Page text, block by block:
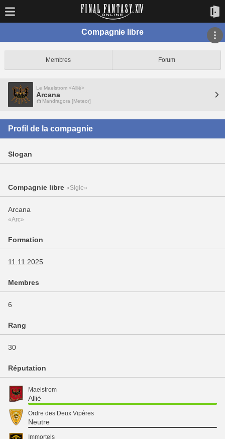
Compagnie libre
Membres Forum
Le Maelstrom <Allié>
Arcana
Mandragora [Meteor]
Profil de la compagnie
Slogan
Compagnie libre «Sigle»
Arcana
«Arc»
Formation
11.11.2025
Membres
6
Rang
30
Réputation
Maelstrom
Allié
Ordre des Deux Vipères
Neutre
Immortels